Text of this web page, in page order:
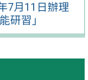
7月11日辦理
研習」